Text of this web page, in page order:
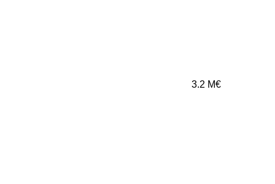
3.2 M€